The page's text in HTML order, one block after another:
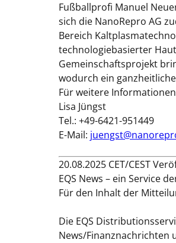
Fußballprofi Manuel
sich die NanoRepro AG
Bereich
technologiebasierter
Gemeinschaftsprojekt
wodurch ein
Für weitere
Lisa Jüngst
Tel.: +49-6421-951449
E-Mail:
20.08.2025 CET/CEST
EQS News – ein Service
Für den Inhalt der
Die EQS
News/Finanznachrichten